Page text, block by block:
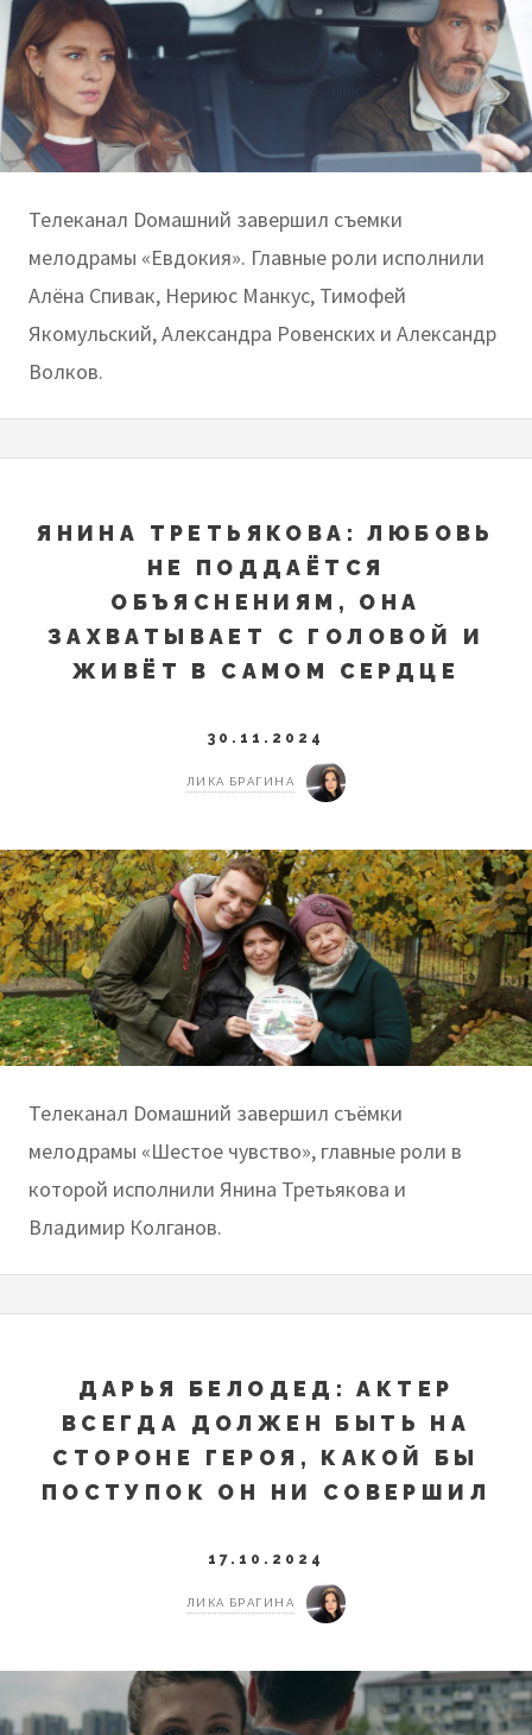
Телеканал Dомашний завершил съемки
мелодрамы «Евдокия». Главные роли исполнили
Алёна Спивак, Нериюс Манкус, Тимофей
Якомульский, Александра Ровенских и Александр
Волков.
ЯНИНА ТРЕТЬЯКОВА: ЛЮБОВЬ
НЕ ПОДДАЁТСЯ
ОБЪЯСНЕНИЯМ, ОНА
ЗАХВАТЫВАЕТ С ГОЛОВОЙ И
ЖИВЁТ В САМОМ СЕРДЦЕ
30.11.2024
ЛИКА БРАГИНА
Телеканал Dомашний завершил съёмки
мелодрамы «Шестое чувство», главные роли в
которой исполнили Янина Третьякова и
Владимир Колганов.
ДАРЬЯ БЕЛОДЕД: АКТЕР
ВСЕГДА ДОЛЖЕН БЫТЬ НА
СТОРОНЕ ГЕРОЯ, КАКОЙ БЫ
ПОСТУПОК ОН НИ СОВЕРШИЛ
17.10.2024
ЛИКА БРАГИНА